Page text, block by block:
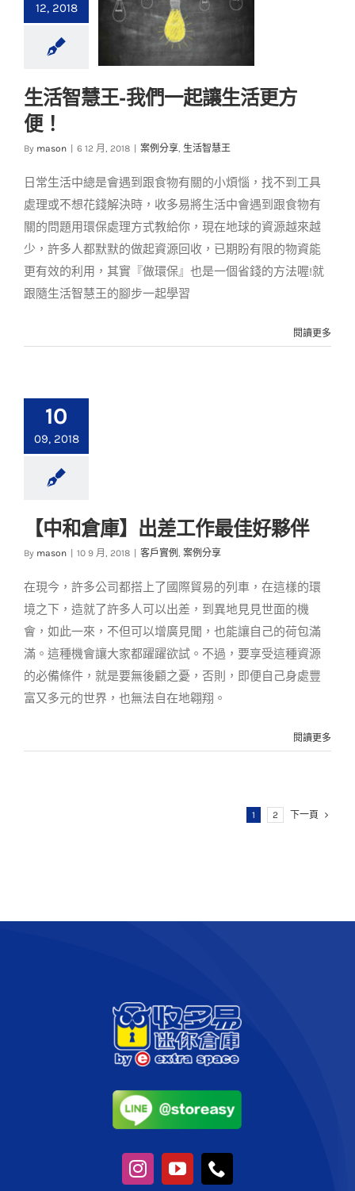
12, 2018
案例分享 生活智慧王
生活智慧王-我們一起讓生活更方
便！
By mason 6 12 月, 2018 案例分享, 生活智慧王
日常生活中總是會遇到跟食物有關的小煩惱，找不到工具
處理或不想花錢解決時，收多易將生活中會遇到跟食物有
關的問題用環保處理方式教給你，現在地球的資源越來越
少，許多人都默默的做起資源回收，已期盼有限的物資能
更有效的利用，其實『做環保』也是一個省錢的方法喔!就
跟隨生活智慧王的腳步一起學習
閱讀更多
10
09, 2018
客戶實例 案例分享
【中和倉庫】出差工作最佳好夥伴
By mason 10 9 月, 2018 客戶實例 , 案例分享
在現今，許多公司都搭上了國際貿易的列車，在這樣的環
境之下，造就了許多人可以出差，到異地見見世面的機
會，如此一來，不但可以增廣見聞，也能讓自己的荷包滿
滿。這種機會讓大家都躍躍欲試。不過，要享受這種資源
的必備條件，就是要無後顧之憂，否則，即便自己身處豐
富又多元的世界，也無法自在地翱翔。
閱讀更多
1 2 下一頁